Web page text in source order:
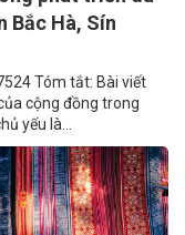
Bắc Hà, Sín
Tóm tắt: Bài viết
cộng đồng trong
yếu là...